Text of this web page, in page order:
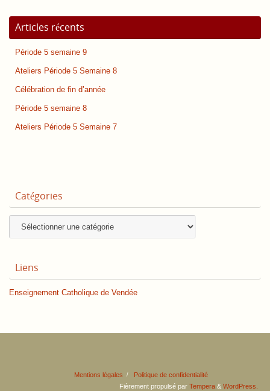
Articles récents
Période 5 semaine 9
Ateliers Période 5 Semaine 8
Célébration de fin d’année
Période 5 semaine 8
Ateliers Période 5 Semaine 7
Catégories
Liens
Enseignement Catholique de Vendée
Mentions légales
Politique de confidentialité
Fièrement propulsé par Tempera & WordPress.